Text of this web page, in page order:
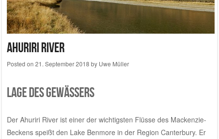
Ahuriri River
Posted on 21. September 2018 by Uwe Müller
Lage des Gewässers
Der Ahuriri River ist einer der wichtigsten Flüsse des Mackenzie-
Beckens speißt den Lake Benmore in der Region Canterbury. Er